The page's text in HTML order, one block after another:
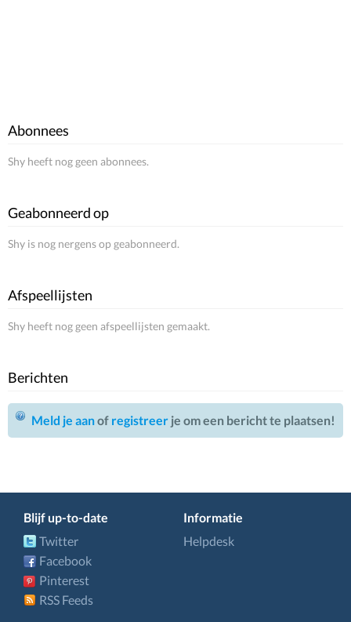
Abonnees
Shy heeft nog geen abonnees.
Geabonneerd op
Shy is nog nergens op geabonneerd.
Afspeellijsten
Shy heeft nog geen afspeellijsten gemaakt.
Berichten
Meld je aanof registreer je om een bericht te plaatsen!
Blijf up-to-date
Twitter
Facebook
Pinterest
RSS Feeds
Informatie
Helpdesk